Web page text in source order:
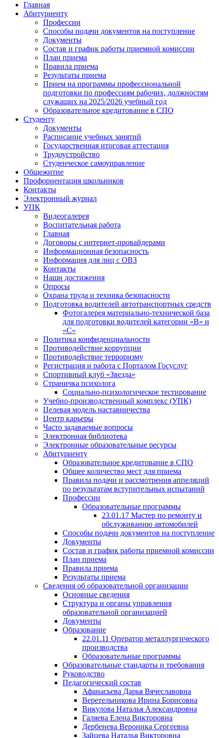
Главная
Абитуриенту
Профессии
Способы подачи документов на поступление
Документы
Состав и график работы приемной комиссии
План приема
Правила приема
Результаты приема
Прием на программы профессиональной
подготовки по профессиям рабочих, должностям
служащих на 2025/2026 учебный год
Образовательное кредитование в СПО
Студенту
Документы
Расписание учебных занятий
Государственная итоговая аттестация
Трудоустройство
Студенческое самоуправление
Общежитие
Профориентация школьников
Контакты
Электронный журнал
УПК
Видеогалерея
Воспитательная работа
Главная
Договоры с интернет-провайдерами
Информационная безопасность
Информация для лиц с ОВЗ
Контакты
Наши достижения
Опросы
Охрана труда и техника безопасности
Подготовка водителей автотранспортных средств
Фотогалерея материально-технической база
для подготовки водителей категории «В» и
«С»
Политика конфиденциальности
Противодействие коррупции
Противодействие терроризму
Регистрация и работа с Порталом Госуслуг
Спортивный клуб «Звезда»
Страничка психолога
Социально-психологическое тестирование
Учебно-производственный комплекс (УПК)
Целевая модель наставничества
Центр карьеры
Часто задаваемые вопросы
Электронная библиотека
Электронные образовательные ресурсы
Абитуриенту
Образовательное кредитование в СПО
Общее количество мест для приема
Правила подачи и рассмотрения аппеляций
по результатам вступительных испытаний
Профессии
Образовательные программы
23.01.17 Мастер по ремонту и
обслуживанию автомобилей
Способы подачи документов на поступление
Документы
Состав и график работы приемной комиссии
План приема
Правила приема
Результаты приема
Сведения об образовательной организации
Основные сведения
Структура и органы управления
образовательной организацией
Документы
Образование
22.01.11 Оператор металлургического
производства
Образовательные программы
Образовательные стандарты и требования
Руководство
Педагогический состав
Афанасьева Дарья Вячеславовна
Веретельникова Ирина Борисовна
Викулова Наталья Александровна
Галяева Елена Викторовна
Дербенева Вероника Сергеевна
Зайцева Наталья Викторовна